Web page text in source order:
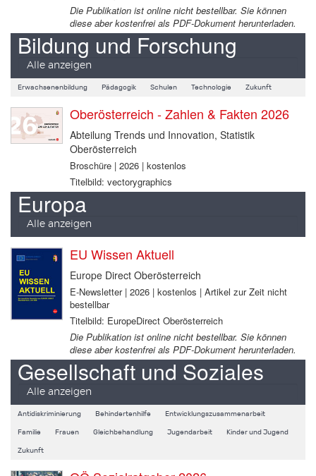
Die Publikation ist online nicht bestellbar. Sie können
diese aber kostenfrei als PDF-Dokument herunterladen.
Bildung und Forschung
Alle anzeigen
Erwachsenenbildung Pädagogik Schulen Technologie Zukunft
Oberösterreich - Zahlen & Fakten 2026
Abteilung Trends und Innovation, Statistik
Oberösterreich
Broschüre | 2026 | kostenlos
Titelbild: vectorygraphics
Europa
Alle anzeigen
EU Wissen Aktuell
Europe Direct Oberösterreich
E-Newsletter | 2026 | kostenlos | Artikel zur Zeit nicht
bestellbar
Titelbild: EuropeDirect Oberösterreich
Die Publikation ist online nicht bestellbar. Sie können
diese aber kostenfrei als PDF-Dokument herunterladen.
Gesellschaft und Soziales
Alle anzeigen
Antidiskriminierung Behindertenhilfe Entwicklungszusammenarbeit
Familie Frauen Gleichbehandlung Jugendarbeit Kinder und Jugend
Zukunft